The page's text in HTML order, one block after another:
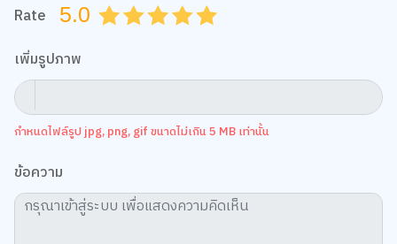
เพิ่มรูปภาพ
กำหนดไฟล์รูป jpg, png, gif ขนาดไม่เกิน 5 MB เท่านั้น
ข้อความ